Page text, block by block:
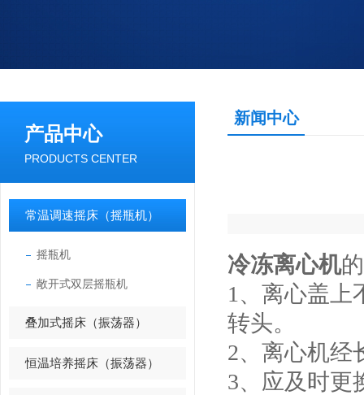
产品中心
PRODUCTS CENTER
常温调速摇床（摇瓶机）
摇瓶机
敞开式双层摇瓶机
叠加式摇床（振荡器）
恒温培养摇床（振荡器）
新闻中心
冷冻离心机
1、离心盖上
转头。
2、离心机经
3、应及时更